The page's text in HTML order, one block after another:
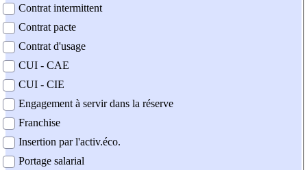
Contrat intermittent
Contrat pacte
Contrat d'usage
CUI - CAE
CUI - CIE
Engagement à servir dans la réserve
Franchise
Insertion par l'activ.éco.
Portage salarial